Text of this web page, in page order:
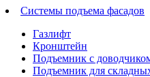
Системы подъема фасадов
Газлифт
Кронштейн
Подъемник с
Подъемник для